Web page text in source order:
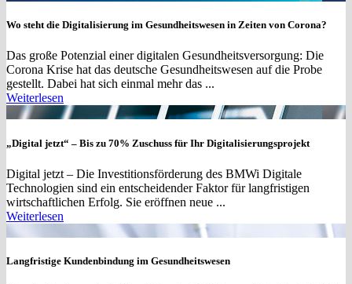
Wo steht die Digitalisierung im Gesundheitswesen in Zeiten von Corona?
Das große Potenzial einer digitalen Gesundheitsversorgung: Die
Corona Krise hat das deutsche Gesundheitswesen auf die Probe
gestellt. Dabei hat sich einmal mehr das ...
Weiterlesen
„Digital jetzt“ – Bis zu 70% Zuschuss für Ihr Digitalisierungsprojekt
Digital jetzt – Die Investitionsförderung des BMWi Digitale
Technologien sind ein entscheidender Faktor für langfristigen
wirtschaftlichen Erfolg. Sie eröffnen neue ...
Weiterlesen
Langfristige Kundenbindung im Gesundheitswesen